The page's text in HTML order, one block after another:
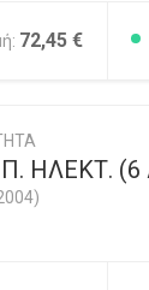
72,45 €
ΗΛΕΚΤ. (6